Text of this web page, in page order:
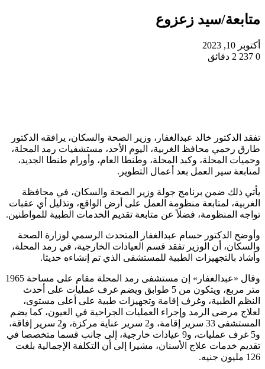
متابعة/سيد زعزوع
أكتوبر 10, 2023
0
2 دقائق
تفقد الدكتور خالد عبدالغفار، وزير الصحة والسكان، يرافقه الدكتور
طارق رحمي محافظ الغربية، اليوم الأحد، مستشفيات رمد المحلة،
وحميات المحلة، وكبد المحلة، وطنطا العام، وأورام طنطا الجديد،
لمتابعة سير العمل بعد أعمال التطوير.
يأتي ذلك ضمن برنامج جولة وزير الصحة والسكان، في محافظة
الغربية، لمتابعة منظومة العمل على أرض الواقع، وتذليل أي عقبات
تواجه المنظومة، فضلاً عن متابعة تقديم الخدمات الطبية للمواطنين.
وأوضح الدكتور حسام عبدالغفار المتحدث الرسمي لوزارة الصحة
والسكان، أن الوزير تفقد قسم العيادات الخارجية، في رمد المحلة،
وأشاد بالتجهيزات الطبية للمستشفى الذي تم إنشاءه حديثا.
وقال «عبدالغفار» إن مستشفى رمد المحلة مقام على مساحة 1965
متر مربع، ويتكون من 5 طوابق ويضم غرف عمليات على أحدث
النظم الطبية، وغرف إقامة وتجهيزات طبية على أعلى مستوى،
لعلاج مرضى الرمد وإجراء العمليات الجراحية في العيون، كما يضم
المستشفى 33 سرير إقامة، و2 سرير عناية مركزة، و2 سرير إفاقة،
و5 غرف عمليات، و9 عيادات خارجية، إلى جانب قسما متخصصا في
تقديم خدمات علاج الأسنان، مشيرا إلى أن التكلفة الإجمالية بلغت
126 مليون جنيه.